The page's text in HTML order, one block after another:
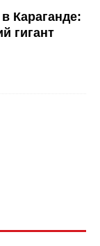
Караганде:
гигант